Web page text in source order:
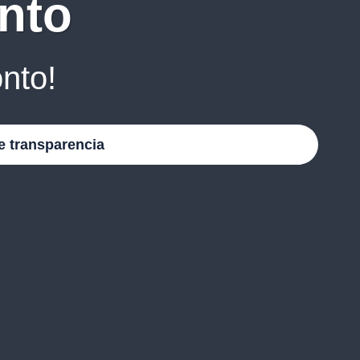
transparencia